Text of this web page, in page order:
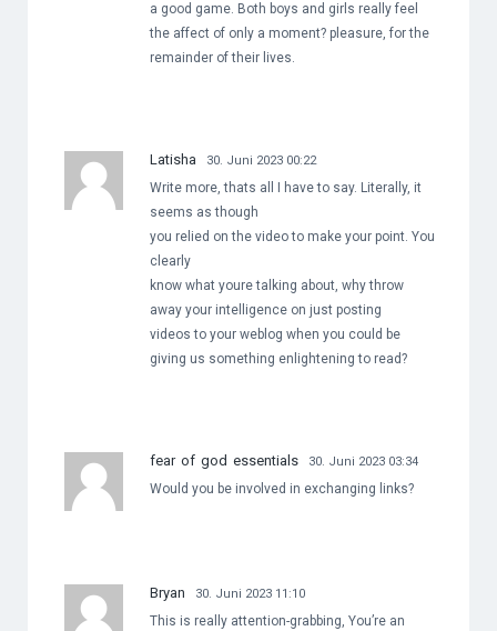
a good game. Both boys and girls really feel
the affect of only a moment? pleasure, for the
remainder of their lives.
Latisha 30. Juni 2023 00:22
Write more, thats all I have to say. Literally, it
seems as though
you relied on the video to make your point. You
clearly
know what youre talking about, why throw
away your intelligence on just posting
videos to your weblog when you could be
giving us something enlightening to read?
fear of god essentials 30. Juni 2023 03:34
Would you be involved in exchanging links?
Bryan 30. Juni 2023 11:10
This is really attention-grabbing, You’re an